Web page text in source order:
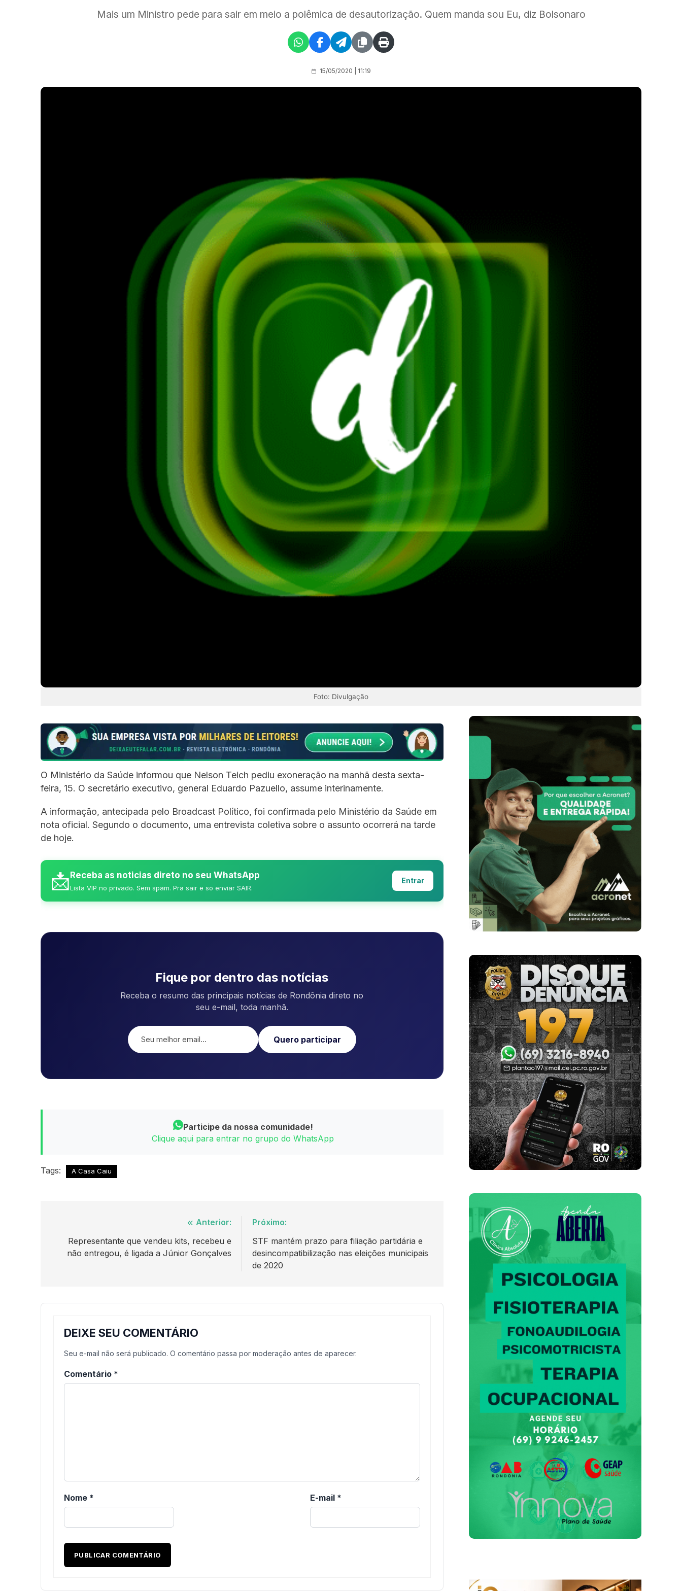
Mais um Ministro pede para sair em meio a polêmica de desautorização. Quem manda sou Eu, diz Bolsonaro
15/05/2020 | 11:19
Foto: Divulgação
O Ministério da Saúde informou que Nelson Teich pediu exoneração na manhã desta sexta-
feira, 15. O secretário executivo, general Eduardo Pazuello, assume interinamente.
A informação, antecipada pelo Broadcast Político, foi confirmada pelo Ministério da Saúde em
nota oficial. Segundo o documento, uma entrevista coletiva sobre o assunto ocorrerá na tarde
de hoje.
📩Receba as noticias direto no seu WhatsApp
Lista VIP no privado. Sem spam. Pra sair e so enviar SAIR.
Entrar
Fique por dentro das notícias
Receba o resumo das principais notícias de Rondônia direto no
seu e-mail, toda manhã.
Quero participar
Participe da nossa comunidade!
Clique aqui para entrar no grupo do WhatsApp
Tags: A Casa Caiu
Post
Anterior:
Representante que vendeu kits, recebeu e
não entregou, é ligada a Júnior Gonçalves
Próximo:
STF mantém prazo para filiação partidária e
desincompatibilização nas eleições municipais
de 2020
DEIXE SEU COMENTÁRIO
Seu e-mail não será publicado. O comentário passa por moderação antes de aparecer.
Comentário *
Nome * E-mail *